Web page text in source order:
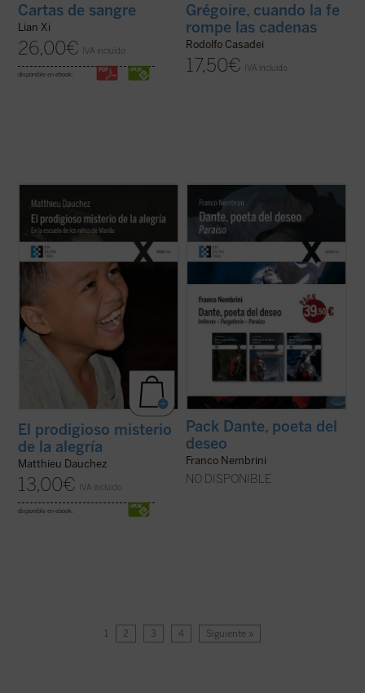
Cartas de sangre
Lian Xi
26,00€ IVA incluido
disponible en ebook:
Grégoire, cuando la fe
rompe las cadenas
Rodolfo Casadei
17,50€ IVA incluido
francés afincado en Filipinas, convive
desde hace más de 20 años con los niños
de la calle en Manila. En el segundo de sus
de un extraordinario descubrimiento: ...(ver
ficha)
El prodigioso misterio
de la alegría
Matthieu Dauchez
13,00€ IVA incluido
disponible en ebook:
Infierno, Purgatorio
relectura que hace Franco Nembrini del
viaje emprendido por Dante en
la experiencia ...
Pack Dante, poeta del
deseo
Franco Nembrini
NO DISPONIBLE
1 2 3 4 Siguiente »